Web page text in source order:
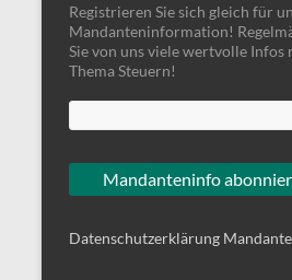
Registrieren Sie sich gleich für
Mandanteninformation!
Sie von uns viele wertvolle Infos
Thema Steuern!
Datenschutzerklärung